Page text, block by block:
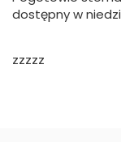
dostępny w
zzzzz